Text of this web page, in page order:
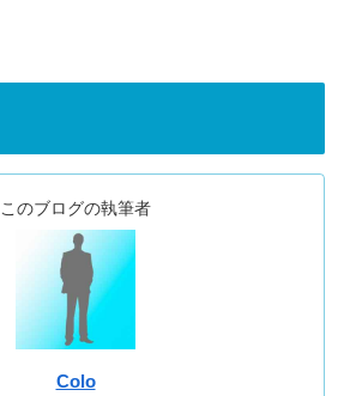
このブログの執筆者
Colo